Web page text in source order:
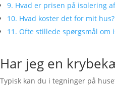
9. Hvad er prisen på isolering
10. Hvad koster det for mit hus?
11. Ofte stillede spørgsmål
Har jeg en
Typisk kan du i tegninger på